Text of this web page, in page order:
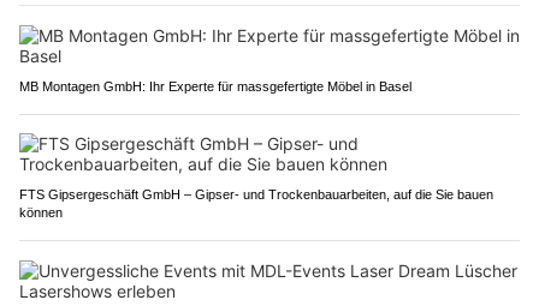
MB Montagen GmbH: Ihr Experte für massgefertigte Möbel in Basel
FTS Gipsergeschäft GmbH – Gipser- und Trockenbauarbeiten, auf die Sie bauen
können